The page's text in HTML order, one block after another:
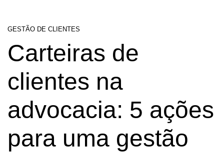
GESTÃO DE CLIENTES
Carteiras de
clientes na
advocacia: 5 ações
para uma gestão